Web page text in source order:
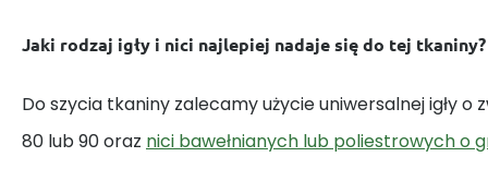
Jaki rodzaj igły i nici najlepiej nadaje się do tej tkaniny?
Do szycia tkaniny zalecamy użycie uniwersalnej igły o
80 lub 90 oraz nici bawełnianych lub poliestrowych o